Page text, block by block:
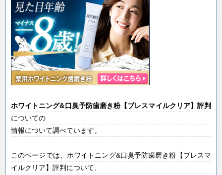
ホワイトニング&口臭予防歯磨き粉【ブレスマイルクリア】 評判
についての
情報について調べています。
このページでは、ホワイトニング&口臭予防歯磨き粉【ブレスマ
イルクリア】評判について、